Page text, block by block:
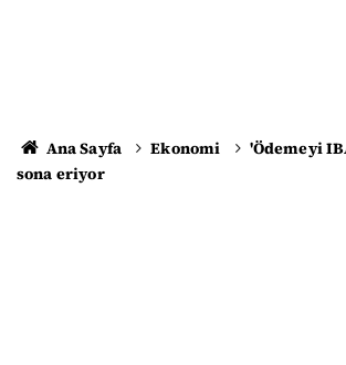
Ana Sayfa Ekonomi
'Ödemeyi
sona eriyor